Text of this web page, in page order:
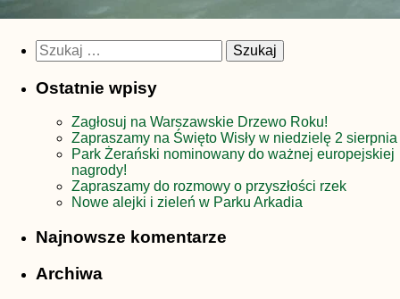
Szukaj:
Ostatnie wpisy
Zagłosuj na Warszawskie Drzewo Roku!
Zapraszamy na Święto Wisły w niedzielę 2 sierpnia
Park Żerański nominowany do ważnej europejskiej
nagrody!
Zapraszamy do rozmowy o przyszłości rzek
Nowe alejki i zieleń w Parku Arkadia
Najnowsze komentarze
Archiwa